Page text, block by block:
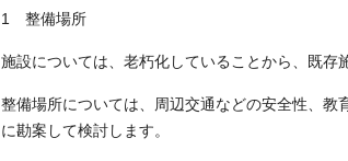
1 整備場所
施設については、老朽化していることから、既存
整備場所については、周辺交通などの安全性、
に勘案して検討します。